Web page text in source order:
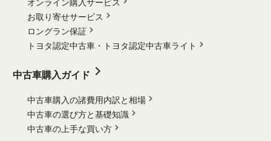
オンライン購入サービス
お取り寄せサービス
ロングラン保証
トヨタ認定中古車・
トヨタ認定中古車ライト
中古車購入ガイド
中古車購入の諸費用内訳と相場
中古車の選び方と基礎知識
中古車の上手な買い方